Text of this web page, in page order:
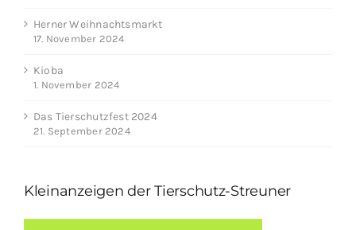
Herner Weihnachtsmarkt
17. November 2024
Kioba
1. November 2024
Das Tierschutzfest 2024
21. September 2024
Kleinanzeigen der Tierschutz-Streuner